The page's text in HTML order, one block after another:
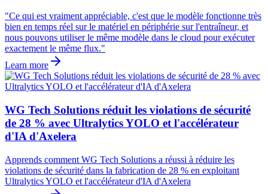
"Ce qui est vraiment appréciable, c'est que le modèle fonctionne très
bien en temps réel sur le matériel en périphérie sur l'entraîneur, et
nous pouvons utiliser le même modèle dans le cloud pour exécuter
exactement le même flux."
Learn more
WG Tech Solutions réduit les violations de sécurité
de 28 % avec Ultralytics YOLO et l'accélérateur
d'IA d'Axelera
Apprends comment WG Tech Solutions a réussi à réduire les
violations de sécurité dans la fabrication de 28 % en exploitant
Ultralytics YOLO et l'accélérateur d'IA d'Axelera